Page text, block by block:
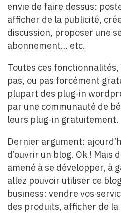
envie de faire dessus:
afficher de la publicité,
discussion, proposer une
abonnement… etc.
Toutes ces fonctionnalités,
pas, ou pas forcément
plupart des plug-in
par une communauté de
leurs plug-in gratuitement.
Dernier argument:
d’ouvrir un blog. Ok ! Mais
amené à se développer, à
allez pouvoir utiliser ce
business: vendre vos
des produits, afficher de